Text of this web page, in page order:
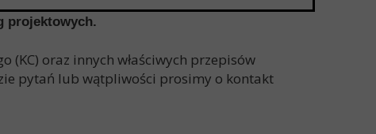
projektowych.
oraz innych właściwych przepisów
pytań lub wątpliwości prosimy o kontakt